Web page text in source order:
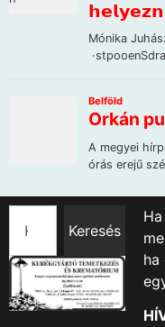
Keresés
ha